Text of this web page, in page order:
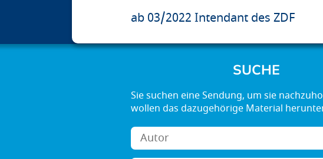
ab 03/2022 Intendant des ZDF
SUCHE